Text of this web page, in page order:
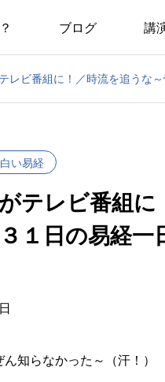
ブログ 講
レビ番組に！／時流を追うな
い易経
テレビ番組
１日の易経一
知らなかった～（汗！）